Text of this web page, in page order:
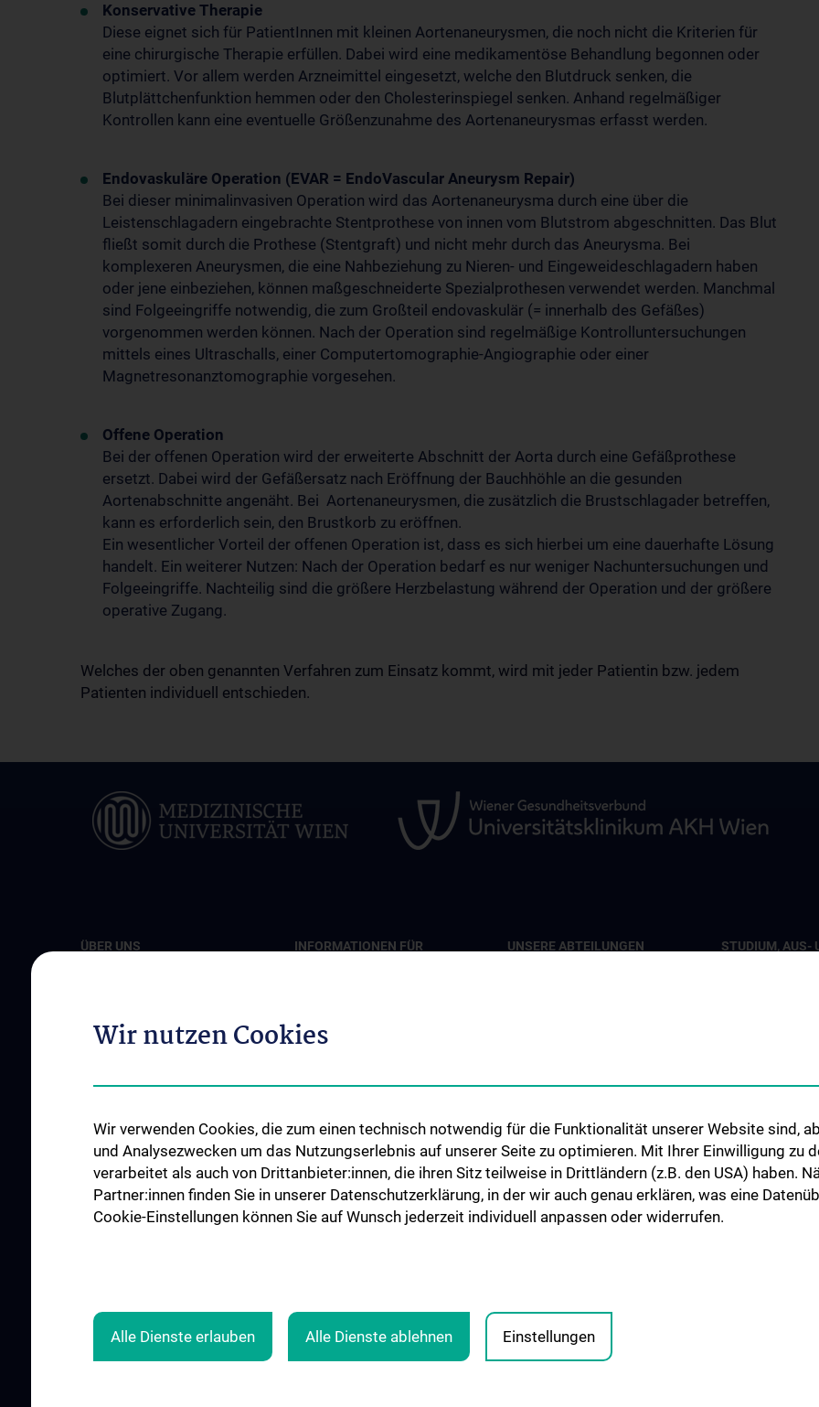
Konservative Therapie
Diese eignet sich für PatientInnen mit kleinen Aortenaneurysmen, die noch nicht die Kriterien für
eine chirurgische Therapie erfüllen. Dabei wird eine medikamentöse Behandlung begonnen oder
optimiert. Vor allem werden Arzneimittel eingesetzt, welche den Blutdruck senken, die
Blutplättchenfunktion hemmen oder den Cholesterinspiegel senken. Anhand regelmäßiger
Kontrollen kann eine eventuelle Größenzunahme des Aortenaneurysmas erfasst werden.
Endovaskuläre Operation (EVAR = EndoVascular Aneurysm Repair)
Bei dieser minimalinvasiven Operation wird das Aortenaneurysma durch eine über die
Leistenschlagadern eingebrachte Stentprothese von innen vom Blutstrom abgeschnitten. Das Blut
fließt somit durch die Prothese (Stentgraft) und nicht mehr durch das Aneurysma. Bei
komplexeren Aneurysmen, die eine Nahbeziehung zu Nieren- und Eingeweideschlagadern haben
oder jene einbeziehen, können maßgeschneiderte Spezialprothesen verwendet werden. Manchmal
sind Folgeeingriffe notwendig, die zum Großteil endovaskulär (= innerhalb des Gefäßes)
vorgenommen werden können. Nach der Operation sind regelmäßige Kontrolluntersuchungen
mittels eines Ultraschalls, einer Computertomographie-Angiographie oder einer
Magnetresonanztomographie vorgesehen.
Offene Operation
Bei der offenen Operation wird der erweiterte Abschnitt der Aorta durch eine Gefäßprothese
ersetzt. Dabei wird der Gefäßersatz nach Eröffnung der Bauchhöhle an die gesunden
Aortenabschnitte angenäht. Bei Aortenaneurysmen, die zusätzlich die Brustschlagader betreffen,
kann es erforderlich sein, den Brustkorb zu eröffnen.
Ein wesentlicher Vorteil der offenen Operation ist, dass es sich hierbei um eine dauerhafte Lösung
handelt. Ein weiterer Nutzen: Nach der Operation bedarf es nur weniger Nachuntersuchungen und
Folgeeingriffe. Nachteilig sind die größere Herzbelastung während der Operation und der größere
operative Zugang.
Welches der oben genannten Verfahren zum Einsatz kommt, wird mit jeder Patientin bzw. jedem
Patienten individuell entschieden.
ÜBER UNS
Unsere Abteilungen
Events
Kontakt
INFORMATIONEN FÜR
OP-Planungsekretariat 7B
Unsere Stationen
Roboterchirurgie
Tumorboards
Notfälle
UNSERE ABTEILUNGEN
STUDIUM, AUS-
Fellows &
Wir nutzen Cookies
Wir verwenden Cookies, die zum einen technisch notwendig für die Funktionalität unserer Website sind,
und Analysezwecken um das Nutzungserlebnis auf unserer Seite zu optimieren. Mit Ihrer Einwilligung zu
verarbeitet als auch von Drittanbieter:innen, die ihren Sitz teilweise in Drittländern (z.B. den USA) haben.
Partner:innen finden Sie in unserer Datenschutzerklärung, in der wir auch genau erklären, was eine
Cookie-Einstellungen können Sie auf Wunsch jederzeit individuell anpassen oder widerrufen.
Alle Dienste erlauben Alle Dienste ablehnen Einstellungen